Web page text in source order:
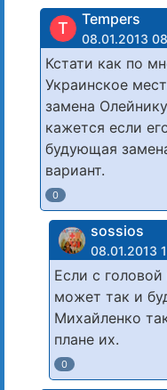
T Tempers
08.01.2013
Кстати как по
Украинское
замена
кажется если
будующая
вариант.
0
sossios
08.01.2013
Если с
может так и
Михайленко
плане их.
0